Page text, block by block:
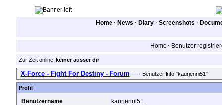
Home · News · Diary · Screenshots ·
Home · Benutzer
Zur Zeit online: keiner ausser dir
X-Force - Fight For Destiny - Forum —› Benutzer Info "kaurjenni51"
Profil
Benutzername
kaurjenni51